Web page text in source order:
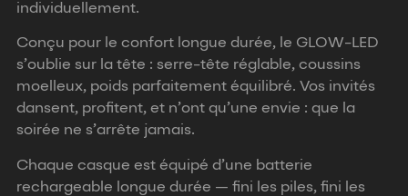
individuellement.
Conçu pour le confort longue durée, le GLOW-LED
s’oublie sur la tête : serre-tête réglable, coussins
moelleux, poids parfaitement équilibré. Vos invités
dansent, profitent, et n’ont qu’une envie : que la
soirée ne s’arrête jamais.
Chaque casque est équipé d’une batterie
rechargeable longue durée — fini les piles, fini les